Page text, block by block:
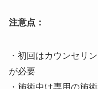
注意点：
・初回はカウンセリ
が必要